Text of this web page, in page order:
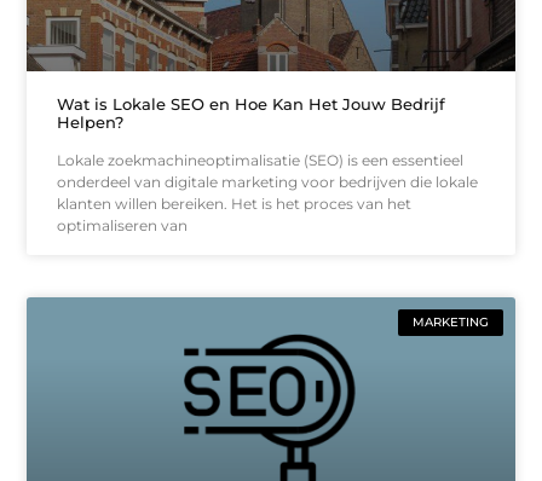
Wat is Lokale SEO en Hoe Kan Het Jouw Bedrijf
Helpen?
Lokale zoekmachineoptimalisatie (SEO) is een essentieel
onderdeel van digitale marketing voor bedrijven die lokale
klanten willen bereiken. Het is het proces van het
optimaliseren van
MARKETING